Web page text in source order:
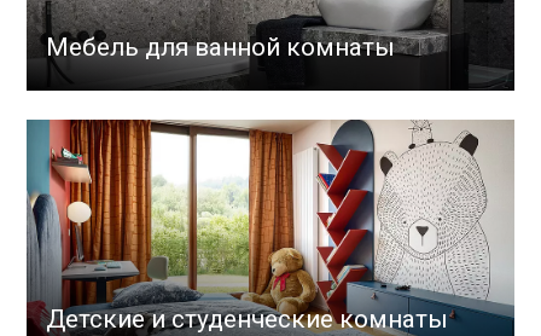
Мебель для ванной комнаты
Детские и студенческие комнаты